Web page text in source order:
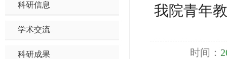
科研信息
学术交流
科研成果
我院青年
时间：